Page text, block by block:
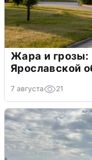
Жара и грозы:
Ярославской
7 августа 21